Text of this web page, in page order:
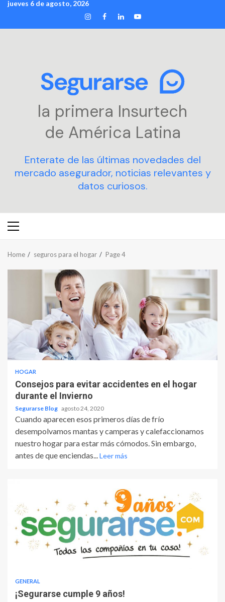
Skip
content
jueves 6 de agosto, 2026
INSTAGRAM
FACEBOOK
LINKEDIN
YOUTUBE
la primera Insurtech
de América Latina
Enterate de las últimas novedades del
mercado asegurador, noticias relevantes y
datos curiosos.
Primary
Home seguros para el hogar Page 4
HOGAR
Consejos para evitar accidentes en el hogar
durante el Invierno
Segurarse Blog agosto 24, 2020
Cuando aparecen esos primeros días de frío
desempolvamos mantas y camperas y calefaccionamos
nuestro hogar para estar más cómodos. Sin embargo,
antes de que enciendas...Leer más
GENERAL
¡Segurarse cumple 9 años!